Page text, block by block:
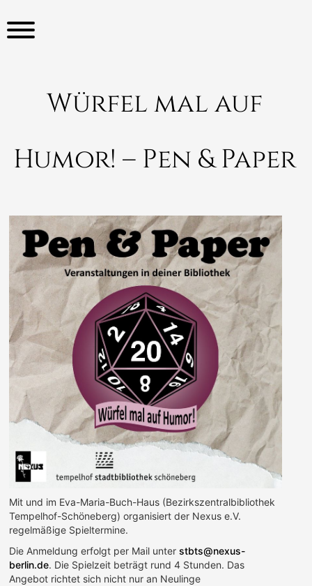
Würfel mal auf
Humor! – Pen & Paper
Mit und im Eva-Maria-Buch-Haus (Bezirkszentralbibliothek
Tempelhof-Schöneberg) organisiert der Nexus e.V.
regelmäßige Spieltermine.
Die Anmeldung erfolgt per Mail unterstbts@nexus-
berlin.de. Die Spielzeit beträgt rund 4 Stunden. Das
Angebot richtet sich nicht nur an Neulinge